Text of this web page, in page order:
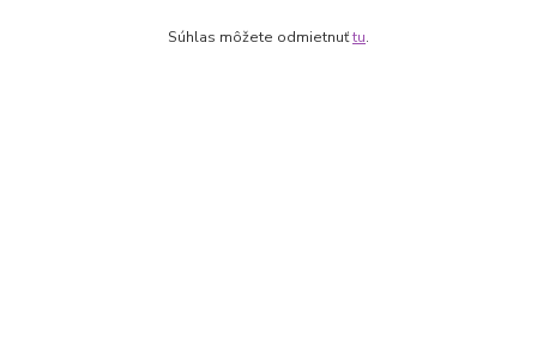
spracovaním osobných údajov
Súhlas môžete odmietnuťtu.